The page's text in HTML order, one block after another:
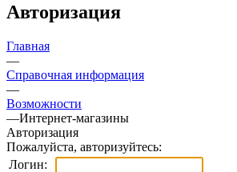
Авторизация
Главная
—
Справочная информация
—
Возможности
—Интернет-магазины
Авторизация
Пожалуйста, авторизуйтесь:
Логин: